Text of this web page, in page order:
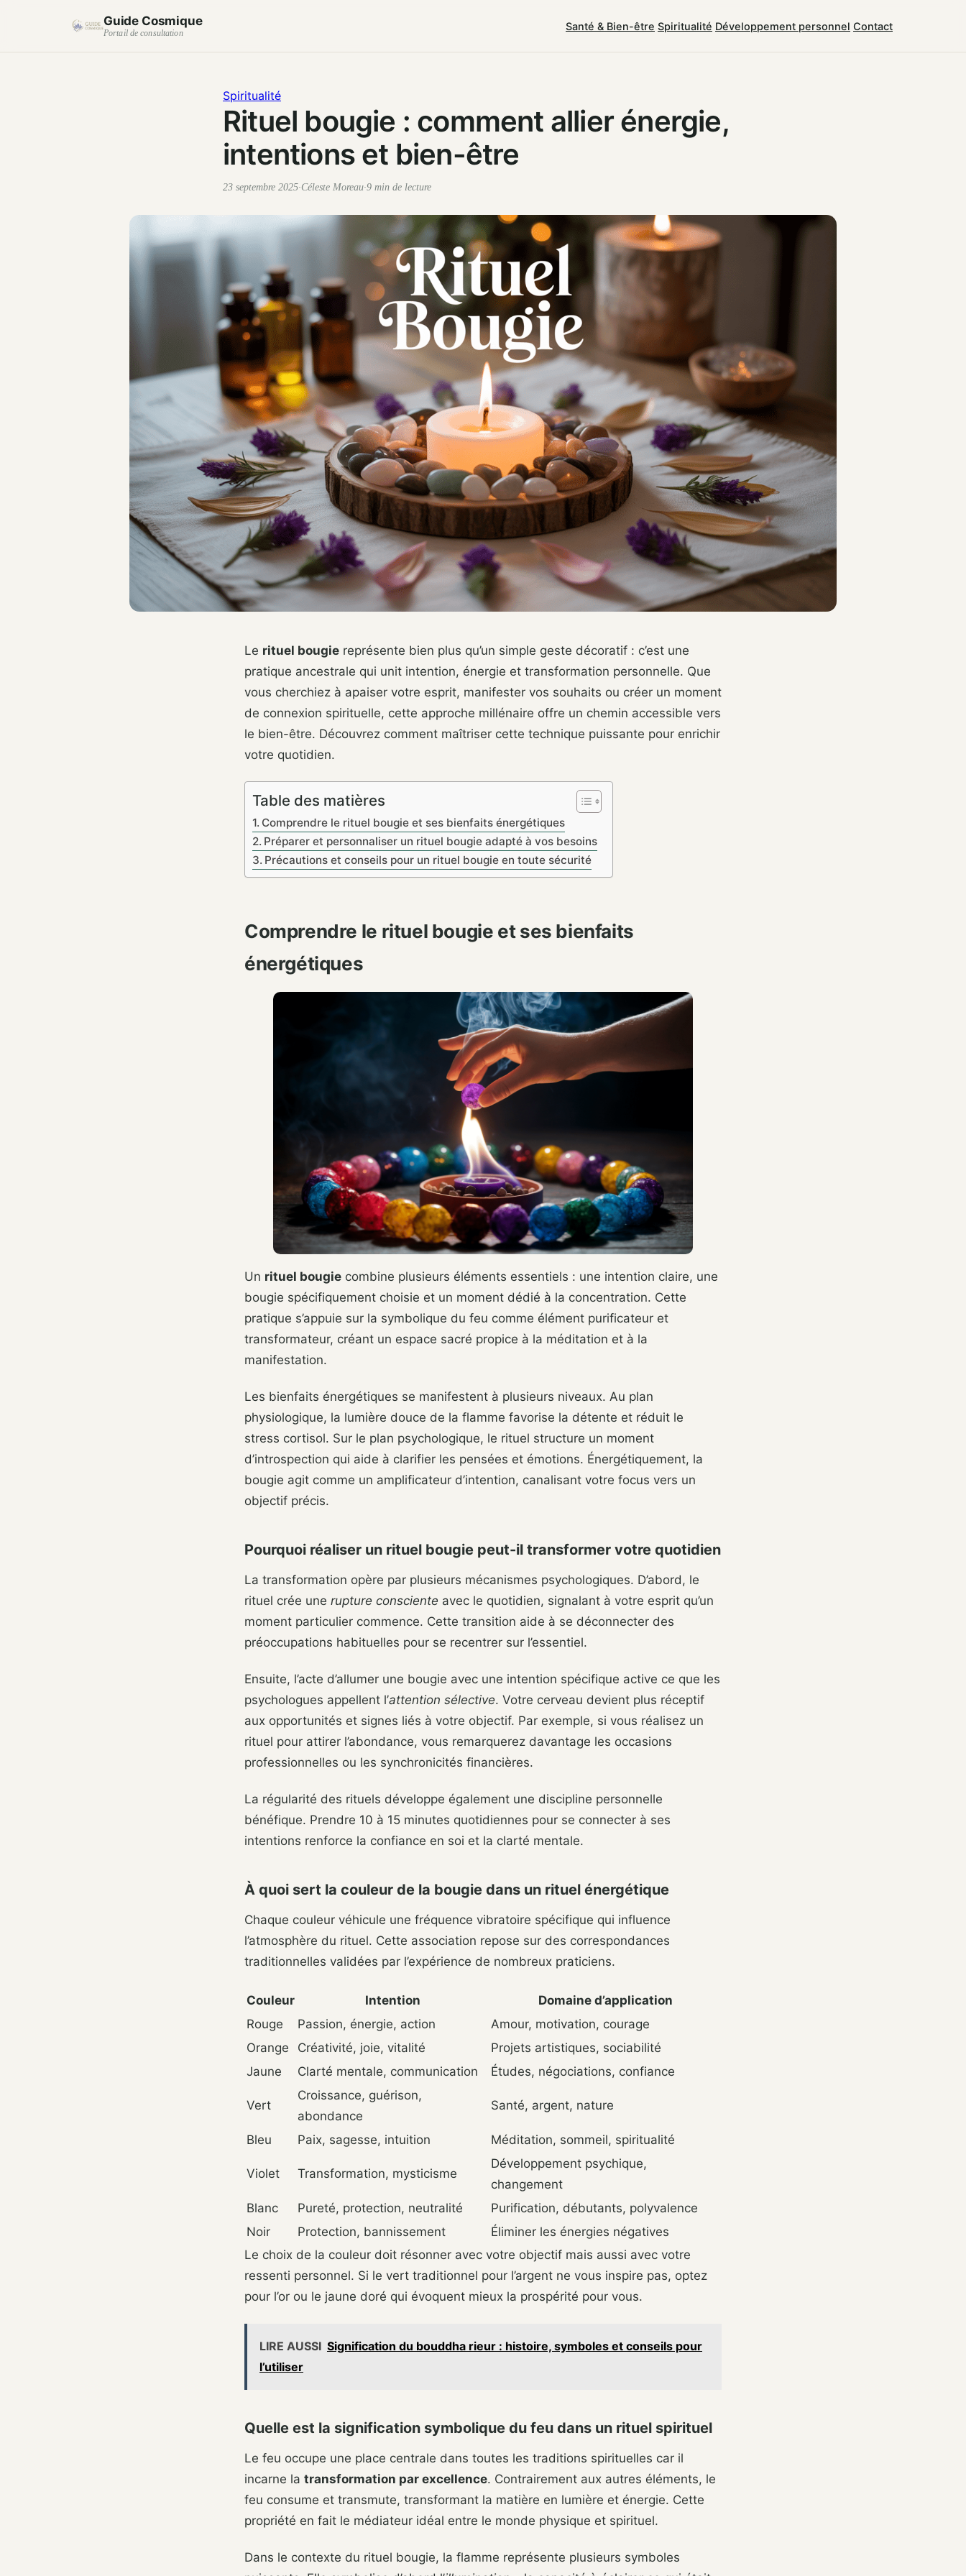
Guide Cosmique
Portail de consultation
Santé & Bien-être Spiritualité Développement personnel Contact
Spiritualité
Rituel bougie : comment allier énergie,
intentions et bien-être
23 septembre 2025·Céleste Moreau·9 min de lecture
Le rituel bougie représente bien plus qu’un simple geste décoratif : c’est une
pratique ancestrale qui unit intention, énergie et transformation personnelle. Que
vous cherchiez à apaiser votre esprit, manifester vos souhaits ou créer un moment
de connexion spirituelle, cette approche millénaire offre un chemin accessible vers
le bien-être. Découvrez comment maîtriser cette technique puissante pour enrichir
votre quotidien.
Table des matières
Comprendre le rituel bougie et ses bienfaits énergétiques
Préparer et personnaliser un rituel bougie adapté à vos besoins
Précautions et conseils pour un rituel bougie en toute sécurité
Comprendre le rituel bougie et ses bienfaits
énergétiques
Un rituel bougie combine plusieurs éléments essentiels : une intention claire, une
bougie spécifiquement choisie et un moment dédié à la concentration. Cette
pratique s’appuie sur la symbolique du feu comme élément purificateur et
transformateur, créant un espace sacré propice à la méditation et à la
manifestation.
Les bienfaits énergétiques se manifestent à plusieurs niveaux. Au plan
physiologique, la lumière douce de la flamme favorise la détente et réduit le
stress cortisol. Sur le plan psychologique, le rituel structure un moment
d’introspection qui aide à clarifier les pensées et émotions. Énergétiquement, la
bougie agit comme un amplificateur d’intention, canalisant votre focus vers un
objectif précis.
Pourquoi réaliser un rituel bougie peut-il transformer votre quotidien
La transformation opère par plusieurs mécanismes psychologiques. D’abord, le
rituel crée une rupture consciente avec le quotidien, signalant à votre esprit qu’un
moment particulier commence. Cette transition aide à se déconnecter des
préoccupations habituelles pour se recentrer sur l’essentiel.
Ensuite, l’acte d’allumer une bougie avec une intention spécifique active ce que les
psychologues appellent l’attention sélective. Votre cerveau devient plus réceptif
aux opportunités et signes liés à votre objectif. Par exemple, si vous réalisez un
rituel pour attirer l’abondance, vous remarquerez davantage les occasions
professionnelles ou les synchronicités financières.
La régularité des rituels développe également une discipline personnelle
bénéfique. Prendre 10 à 15 minutes quotidiennes pour se connecter à ses
intentions renforce la confiance en soi et la clarté mentale.
À quoi sert la couleur de la bougie dans un rituel énergétique
Chaque couleur véhicule une fréquence vibratoire spécifique qui influence
l’atmosphère du rituel. Cette association repose sur des correspondances
traditionnelles validées par l’expérience de nombreux praticiens.
Couleur Intention
Domaine d’application
Rouge
Passion, énergie, action
Amour, motivation, courage
Orange
Créativité, joie, vitalité
Projets artistiques, sociabilité
Jaune
Clarté mentale, communication Études, négociations, confiance
Vert
Croissance, guérison,
abondance
Santé, argent, nature
Bleu Paix, sagesse, intuition Méditation, sommeil, spiritualité
Violet Transformation, mysticisme
Développement psychique,
changement
Blanc
Pureté, protection, neutralité
Purification, débutants, polyvalence
Noir
Protection, bannissement
Éliminer les énergies négatives
Le choix de la couleur doit résonner avec votre objectif mais aussi avec votre
ressenti personnel. Si le vert traditionnel pour l’argent ne vous inspire pas, optez
pour l’or ou le jaune doré qui évoquent mieux la prospérité pour vous.
LIRE AUSSI Signification du bouddha rieur : histoire, symboles et conseils pour
l’utiliser
Quelle est la signification symbolique du feu dans un rituel spirituel
Le feu occupe une place centrale dans toutes les traditions spirituelles car il
incarne la transformation par excellence. Contrairement aux autres éléments, le
feu consume et transmute, transformant la matière en lumière et énergie. Cette
propriété en fait le médiateur idéal entre le monde physique et spirituel.
Dans le contexte du rituel bougie, la flamme représente plusieurs symboles